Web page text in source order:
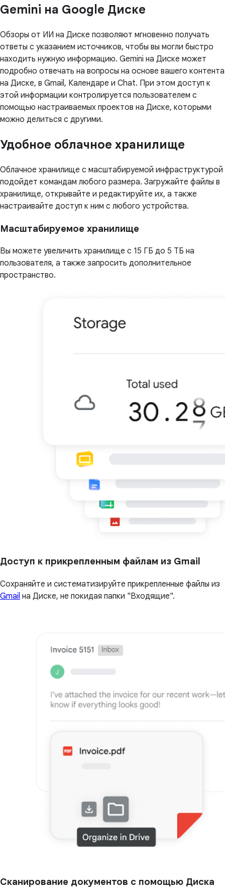
Gemini на Google Диске
Обзоры от ИИ на Диске позволяют мгновенно получать
ответы с указанием источников, чтобы вы могли быстро
находить нужную информацию. Gemini на Диске может
подробно отвечать на вопросы на основе вашего контента
на Диске, в Gmail, Календаре и Chat. При этом доступ к
этой информации контролируется пользователем с
помощью настраиваемых проектов на Диске, которыми
можно делиться с другими.
Удобное облачное хранилище
Облачное хранилище с масштабируемой инфраструктурой
подойдет командам любого размера. Загружайте файлы в
хранилище, открывайте и редактируйте их, а также
настраивайте доступ к ним с любого устройства.
Масштабируемое хранилище
Вы можете увеличить хранилище с 15 ГБ до 5 ТБ на
пользователя, а также запросить дополнительное
пространство.
Доступ к прикрепленным файлам из Gmail
Сохраняйте и систематизируйте прикрепленные файлы из
Gmail на Диске, не покидая папки "Входящие".
Сканирование документов с помощью Диска